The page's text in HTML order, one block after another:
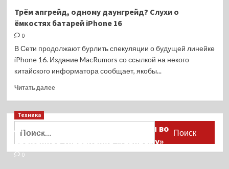
16
Pro
от
«тесных»
128
но
какой
ценой?
Трём апгрейд, одному даунгрейд? Слухи о
ёмкостях батарей iPhone 16
0
В Сети продолжают бурлить спекуляции о будущей линейке
iPhone 16. Издание MacRumors со ссылкой на некого
китайского информатора сообщает, якобы...
Читать далееПрочитать
Трём
даунгрейд?
Слухи
Техника
Активы Ariston и Bosch переданы во
временное управление «Газпрому»
0